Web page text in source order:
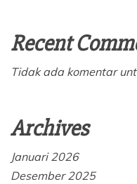
Recent
Tidak ada komentar
Archives
Januari 2026
Desember 2025